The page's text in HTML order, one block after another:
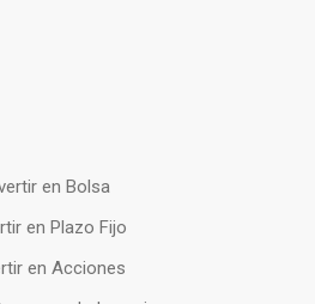
en Bolsa
en Plazo Fijo
en Acciones